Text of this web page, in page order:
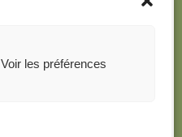
Voir les préférences